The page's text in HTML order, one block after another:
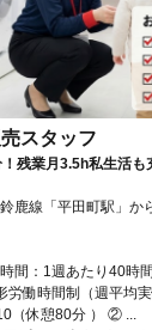
スタッフ
残業月3.5h私生活も
鹿線「平田町駅」か
から：徒歩約2分・
ス停から：徒歩約2分
間：1週あたり40時
働時間制（週平均
（休憩80分 ） ② ...